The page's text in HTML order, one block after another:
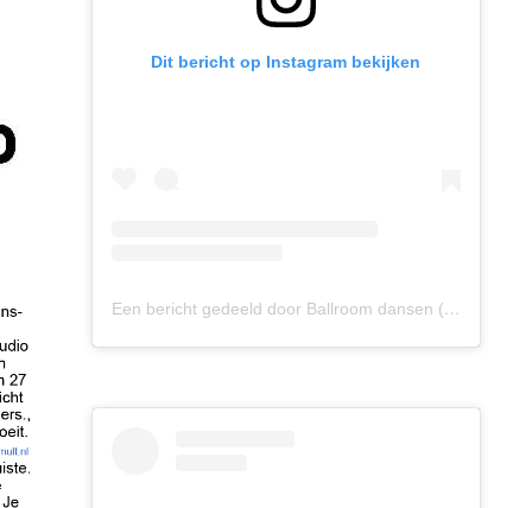
Dit bericht op Instagram bekijken
Een bericht gedeeld door Ballroom dansen (@ballroomdansen)